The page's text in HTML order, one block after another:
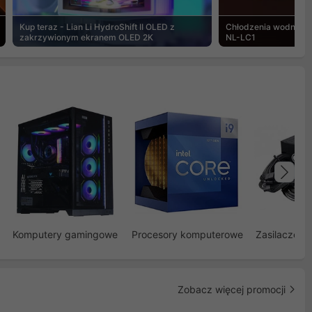
Kup teraz - Lian Li HydroShift II OLED z
zakrzywionym ekranem OLED 2K
Chłodzenia wodne
NL-LC1
Komputery gamingowe Procesory komputerowe Zasilacze
Zobacz więcej promocji